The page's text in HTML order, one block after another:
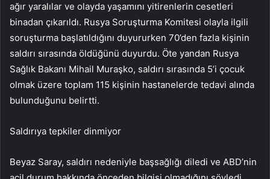
ağır yaralılar ve olayda yaşamını yitirenlerin cesetleri
binadan çıkarıldı. Rusya Soruşturma Komitesi olayla ilgili
soruşturma başlatıldığını duyururken 70’den fazla kişinin
saldırı sırasında öldüğünü duyurdu. Öte yandan Rusya
Sağlık Bakanı Mihail Muraşko, saldırı sırasında 5’i çocuk
olmak üzere toplam 115 kişinin hastanelerde tedavi alında
bulunduğunu belirtti.
Saldırıya tepkiler dinmiyor
Beyaz Saray, saldırı nedeniyle başsağlığı diledi ve ABD’nin